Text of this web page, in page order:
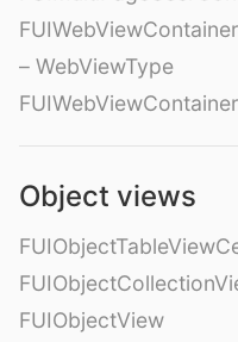
FUIWebViewContainer
– WebViewType
Object views
FUIObjectView